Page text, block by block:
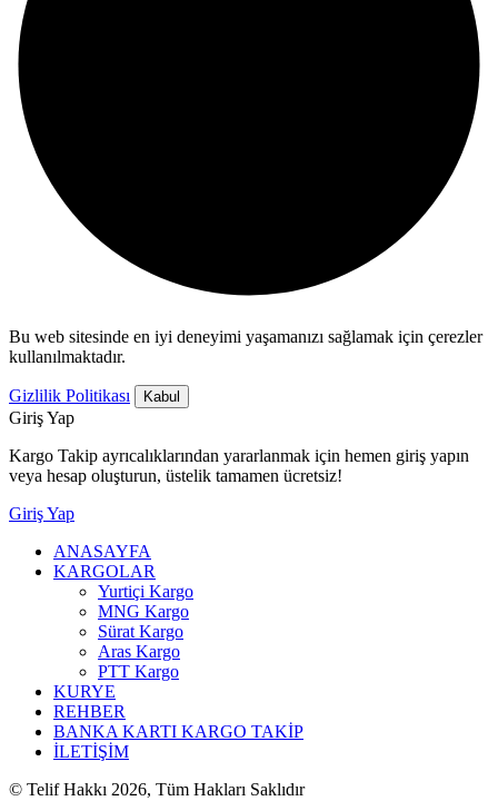
Bu web sitesinde en iyi deneyimi yaşamanızı sağlamak için çerezler
kullanılmaktadır.
Gizlilik Politikası Kabul
Giriş Yap
Kargo Takip ayrıcalıklarından yararlanmak için hemen giriş yapın
veya hesap oluşturun, üstelik tamamen ücretsiz!
Giriş Yap
ANASAYFA
KARGOLAR
Yurtiçi Kargo
MNG Kargo
Sürat Kargo
Aras Kargo
PTT Kargo
KURYE
REHBER
BANKA KARTI KARGO TAKİP
İLETİŞİM
© Telif Hakkı 2026, Tüm Hakları Saklıdır